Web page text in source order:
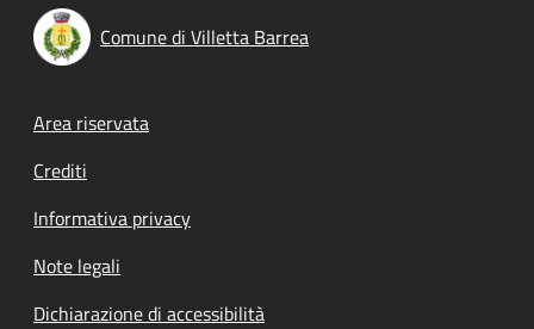
Comune di Villetta Barrea
Footer menu
Area riservata
Crediti
Informativa privacy
Note legali
Dichiarazione di accessibilità